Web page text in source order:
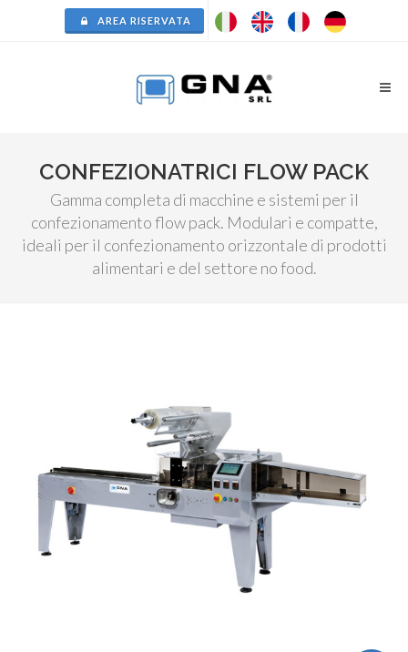
AREA RISERVATA
CONFEZIONATRICI FLOW PACK
Gamma completa di macchine e sistemi per il
confezionamento flow pack. Modulari e compatte,
ideali per il confezionamento orizzontale di prodotti
alimentari e del settore no food.